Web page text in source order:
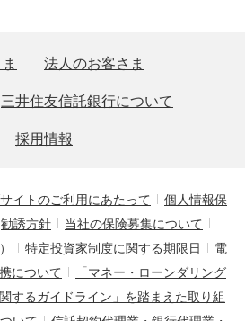
法人のお客さま
三井住友信託銀行について
採用情報
イトのご利用にあたって
個人情報保
勧誘方針
当社の保険募集について
特定投資家制度に関する期限日
電
について
「マネー・ローンダリング
するガイドライン」を踏まえた取り組